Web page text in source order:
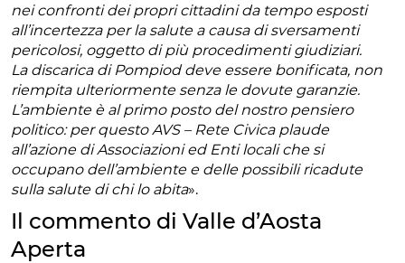
nei confronti dei propri cittadini da tempo esposti
all’incertezza per la salute a causa di sversamenti
pericolosi, oggetto di più procedimenti giudiziari.
La discarica di Pompiod deve essere bonificata, non
riempita ulteriormente senza le dovute garanzie.
L’ambiente è al primo posto del nostro pensiero
politico: per questo AVS – Rete Civica plaude
all’azione di Associazioni ed Enti locali che si
occupano dell’ambiente e delle possibili ricadute
sulla salute di chi lo abita».
Il commento di Valle d’Aosta
Aperta